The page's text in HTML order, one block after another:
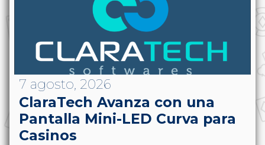
7 agosto, 2026
ClaraTech Avanza con una
Pantalla Mini-LED Curva para
Casinos